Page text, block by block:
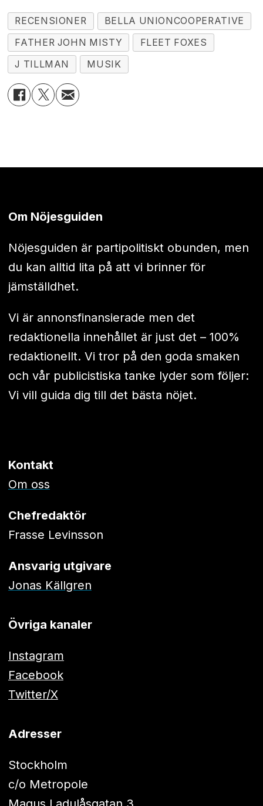
RECENSIONER
BELLA UNIONCOOPERATIVE
FATHER JOHN MISTY
FLEET FOXES
J TILLMAN
MUSIK
Om Nöjesguiden
Nöjesguiden är partipolitiskt obunden, men
du kan alltid lita på att vi brinner för
jämställdhet.
Vi är annonsfinansierade men det
redaktionella innehållet är just det – 100%
redaktionellt. Vi tror på den goda smaken
och vår publicistiska tanke lyder som följer:
Vi vill guida dig till det bästa nöjet.
Kontakt
Om oss
Chefredaktör
Frasse Levinsson
Ansvarig utgivare
Jonas Källgren
Övriga kanaler
Instagram
Facebook
Twitter/X
Adresser
Stockholm
c/o Metropole